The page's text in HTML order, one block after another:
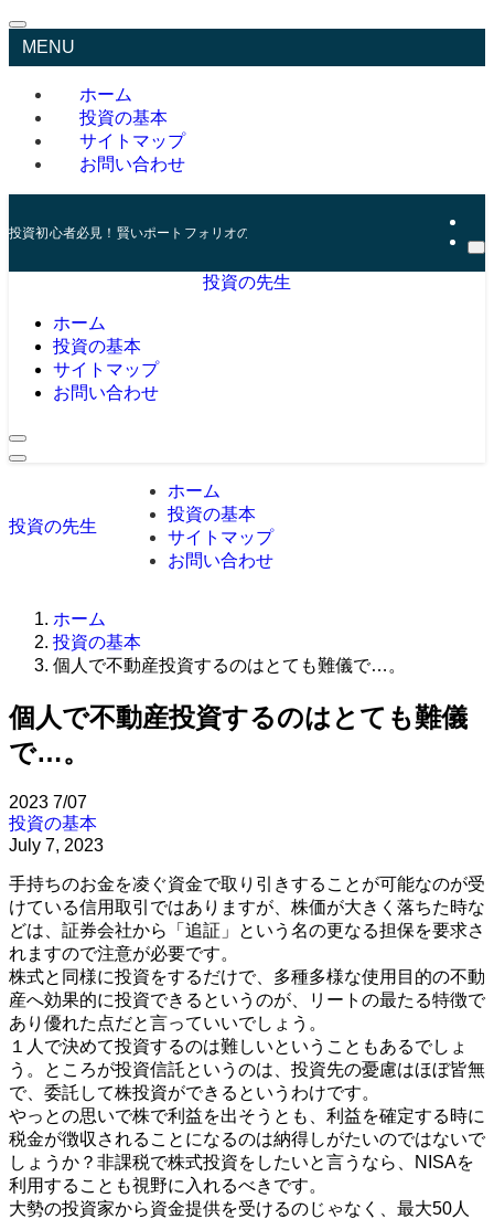
MENU
ホーム
投資の基本
サイトマップ
お問い合わせ
投資初心者必見！賢いポートフォリオの組み方とリスク管理の秘訣
投資の先生
ホーム
投資の基本
サイトマップ
お問い合わせ
投資の先生
ホーム
投資の基本
サイトマップ
お問い合わせ
ホーム
投資の基本
個人で不動産投資するのはとても難儀で…。
個人で不動産投資するのはとても難儀
で…。
2023 7/07
投資の基本
July 7, 2023
手持ちのお金を凌ぐ資金で取り引きすることが可能なのが受
けている信用取引ではありますが、株価が大きく落ちた時な
どは、証券会社から「追証」という名の更なる担保を要求さ
れますので注意が必要です。
株式と同様に投資をするだけで、多種多様な使用目的の不動
産へ効果的に投資できるというのが、リートの最たる特徴で
あり優れた点だと言っていいでしょう。
１人で決めて投資するのは難しいということもあるでしょ
う。ところが投資信託というのは、投資先の憂慮はほぼ皆無
で、委託して株投資ができるというわけです。
やっとの思いで株で利益を出そうとも、利益を確定する時に
税金が徴収されることになるのは納得しがたいのではないで
しょうか？非課税で株式投資をしたいと言うなら、NISAを
利用することも視野に入れるべきです。
大勢の投資家から資金提供を受けるのじゃなく、最大50人